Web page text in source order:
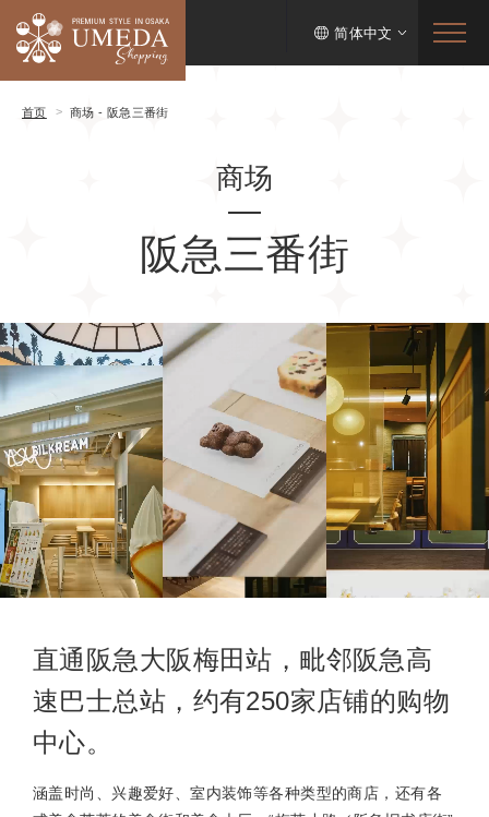
简体中文
首页 商场 - 阪急三番街
商场
阪急三番街
直通阪急大阪梅田站，毗邻阪急高
速巴士总站，约有250家店铺的购物
中心。
涵盖时尚、兴趣爱好、室内装饰等各种类型的商店，还有各